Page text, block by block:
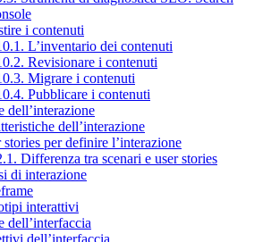
i contenuti
L’inventario dei contenuti
Revisionare i contenuti
Migrare i contenuti
Pubblicare i contenuti
dell’interazione
dell’interazione
stories per definire l’interazione
Differenza tra scenari e user stories
di interazione
interattivi
dell’interfaccia
dell’interfaccia